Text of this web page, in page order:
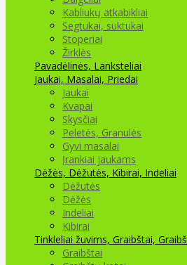
Kabliukų atkabikliai
Segtukai, suktukai
Stoperiai
Žirklės
Pavadėlinės, Lanksteliai
Jaukai, Masalai, Priedai
Jaukai
Kvapai
Skysčiai
Peletės, Granulės
Gyvi masalai
Įrankiai jaukams
Dėžės, Dėžutės, Kibirai, Indeliai
Dėžutės
Dėžės
Indeliai
Kibirai
Tinkleliai žuvims, Graibštai,
Graibštai